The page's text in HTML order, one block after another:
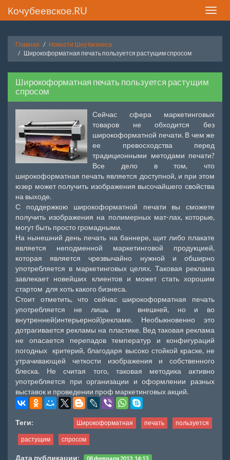
Toggle
Кочубеевское.RU
Главная
Новости Шоу бизнеса
Широкоформатная печать пользуется растущим спросом
Широкоформатная печать пользуется растущим
спросом
Сейчас сфера маркетинговых
товаров не обходится без
широкоформатной печати. В чем же
ее превосходства перед
традиционными методами печати?
Все дело в том, что
широкоформатная печать является доступной, и при этом
юзер может получить изображения высочайшего свойства
на выходе.
С поддержкою широкоформатной печати вы сможете
получить изображения на полимерных мат-лах, которые,
могут быть просто громадными.
На нынешний день печать на баннере, щит либо плакате
является неподменной маркетинговой продукцией,
которая является чрезвычайно нужной и обширно
употребляется в маркетинговых целях. Таковая реклама
завлекает новейших клиентов и может стать хорошим
стартом для хоть какого бизнеса.
Стоит отметить, что сейчас широкоформатная печать
употребляется не лишь в внешней, но и во
внутренней(интерьерной)рекламе. Необыкновенно это
дотрагивается рекламы на пластике. Вед таковая реклама
не опасается перепадов температур и конфигураций
погодных критерий, благодаря высоко стойкой краске, не
утрачивающей четкости изображения и собственного
блеска. Не считая того, таковая методика активно
употребляется при организации и оформлении разных
выставок и проведении проф маркетинговых акций.
Теги: Широкоформатная печать пользуется
растущим спросом
Дата публикации: 08 февраля 2013, 14:13